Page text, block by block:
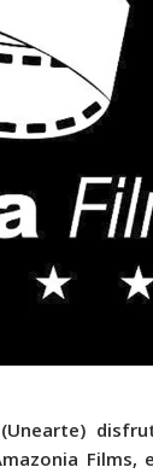
Films,